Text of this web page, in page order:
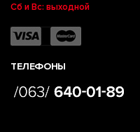
Сб и Вс: выходной
ТЕЛЕФОНЫ